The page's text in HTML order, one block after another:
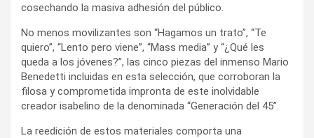
cosechando la masiva adhesión del público.
No menos movilizantes son “Hagamos un trato”, “Te
quiero”, “Lento pero viene”, “Mass media” y “¿Qué les
queda a los jóvenes?”, las cinco piezas del inmenso Mario
Benedetti incluidas en esta selección, que corroboran la
filosa y comprometida impronta de este inolvidable
creador isabelino de la denominada “Generación del 45”.
La reedición de estos materiales comporta una